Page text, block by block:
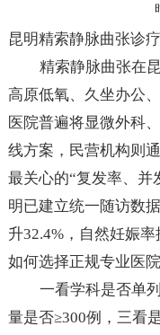
昆明精索静脉曲张诊
精索静脉曲张在
高原低氧、久坐办公
医院普遍将显微外科
线方案，民营机构则
最关心的“复发率、并
明已建立统一随访数
升32.4%，自然妊娠率
如何选择正规专业医院
一看学科是否单
量是否≥300例，三看